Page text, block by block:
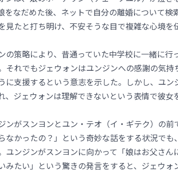
をなだめた後、ネットで自分の離婚について検
見たと打ち明け、不安そうな目で複雑な心境を
の策略により、昔通っていた中学校に一緒に行
それでもジェウォンはユンジンへの感謝の気持
に支援するという意志を示した。しかし、ユン
、ジェウォンは理解できないという表情で彼女
ンがスンヨンとユン・テオ（イ・ギテク）の前
なかったの？」という奇妙な話をする状況でも
ユンジンがスンヨンに向かって「娘はお父さん
みたい」という驚きの発言をすると、ジェウォ